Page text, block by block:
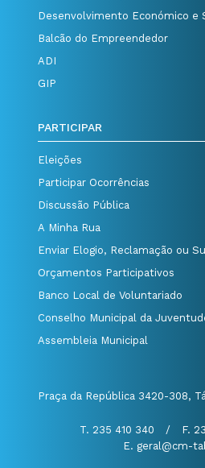
Desenvolvimento Económico e
Balcão do Empreendedor
ADI
GIP
PARTICIPAR
Eleições
Participar Ocorrências
Discussão Pública
A Minha Rua
Enviar Elogio, Reclamação ou
Orçamentos Participativos
Banco Local de Voluntariado
Conselho Municipal da
Assembleia Municipal
Praça da República 3420-308,
T. 235 410 340 / F.
E. geral@cm-